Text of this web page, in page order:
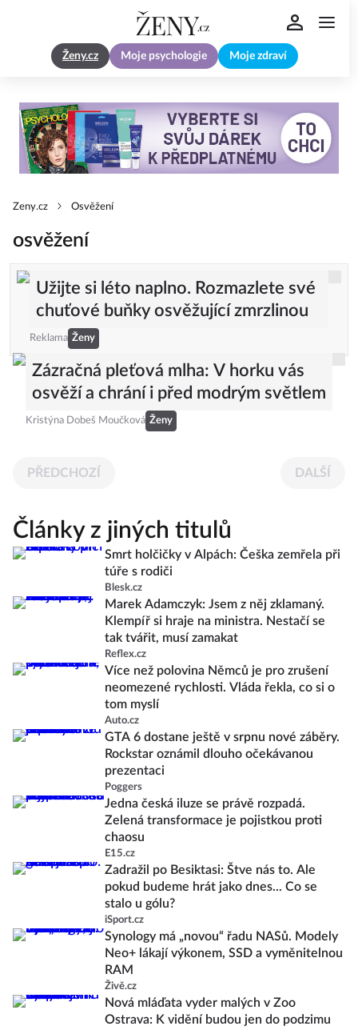
Ženy.cz Moje psychologie Moje zdraví
Zeny.cz Osvěžení
osvěžení
Užijte si léto naplno. Rozmazlete své
chuťové buňky osvěžující zmrzlinou
Reklama Ženy
Zázračná pleťová mlha: V horku vás
osvěží a chrání i před modrým světlem
Kristýna Dobeš Moučková Ženy
PŘEDCHOZÍ DALŠÍ
Články z jiných titulů
Smrt holčičky v Alpách: Češka zemřela při
túře s rodiči
Blesk.cz
Marek Adamczyk: Jsem z něj zklamaný.
Klempíř si hraje na ministra. Nestačí se
tak tvářit, musí zamakat
Reflex.cz
Více než polovina Němců je pro zrušení
neomezené rychlosti. Vláda řekla, co si o
tom myslí
Auto.cz
GTA 6 dostane ještě v srpnu nové záběry.
Rockstar oznámil dlouho očekávanou
prezentaci
Poggers
Jedna česká iluze se právě rozpadá.
Zelená transformace je pojistkou proti
chaosu
E15.cz
Zadražil po Besiktasi: Štve nás to. Ale
pokud budeme hrát jako dnes... Co se
stalo u gólu?
iSport.cz
Synology má „novou“ řadu NASů. Modely
Neo+ lákají výkonem, SSD a vyměnitelnou
RAM
Živě.cz
Nová mláďata vyder malých v Zoo
Ostrava: K vidění budou jen do podzimu